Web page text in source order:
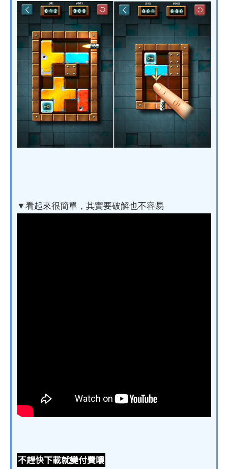
▼看起來很簡單，其實要破解也不容易
不趕快下載就變付費嘍